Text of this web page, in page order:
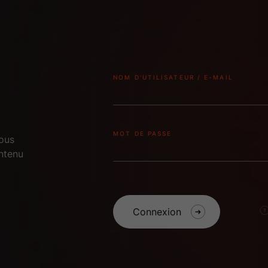
NOM D'UTILISATEUR / E-MAIL
MOT DE PASSE